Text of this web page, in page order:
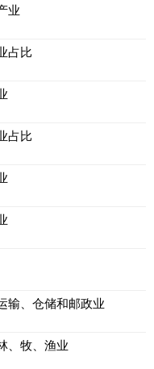
业
占比
占比
输、仓储和邮政业
、牧、渔业